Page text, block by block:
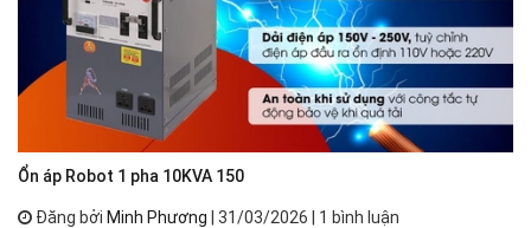
Ổn áp Robot 1 pha 10KVA 150
Đăng bởi Minh Phương | 31/03/2026 | 1 bình luận